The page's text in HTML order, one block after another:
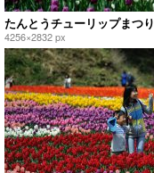
たんとうチューリップまつり
4256×2832 px